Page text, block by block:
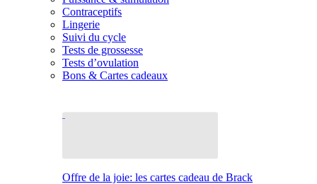
Contraceptifs
Lingerie
Suivi du cycle
Tests de grossesse
Tests d’ovulation
Bons & Cartes cadeaux
Offre de la joie: les cartes cadeau de Brack